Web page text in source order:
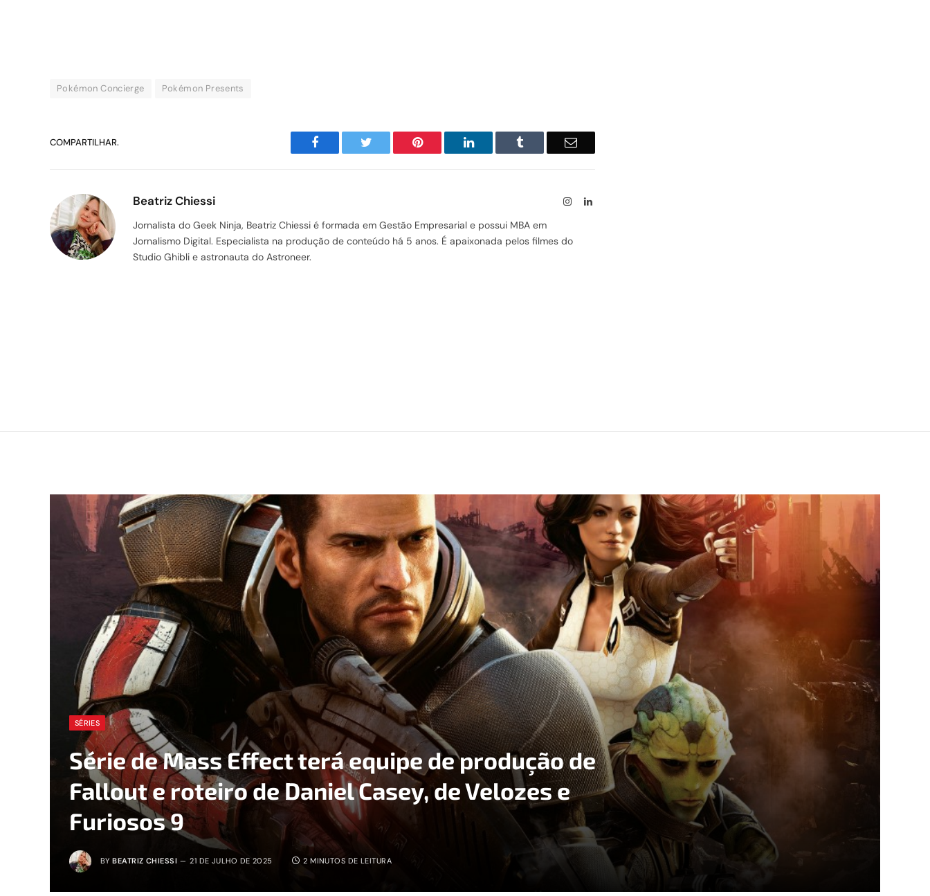
Pokémon Concierge Pokémon Presents
COMPARTILHAR. Facebook Twitter Pinterest LinkedIn Tumblr Email
Beatriz Chiessi InstagramLinkedIn
Jornalista do Geek Ninja, Beatriz Chiessi é formada em Gestão Empresarial e possui MBA em
Jornalismo Digital. Especialista na produção de conteúdo há 5 anos. É apaixonada pelos filmes do
Studio Ghibli e astronauta do Astroneer.
SÉRIES
Série de Mass Effect terá equipe de produção de
Fallout e roteiro de Daniel Casey, de Velozes e
Furiosos 9
BY BEATRIZ CHIESSI 21 DE JULHO DE 2025 2 MINUTOS DE LEITURA